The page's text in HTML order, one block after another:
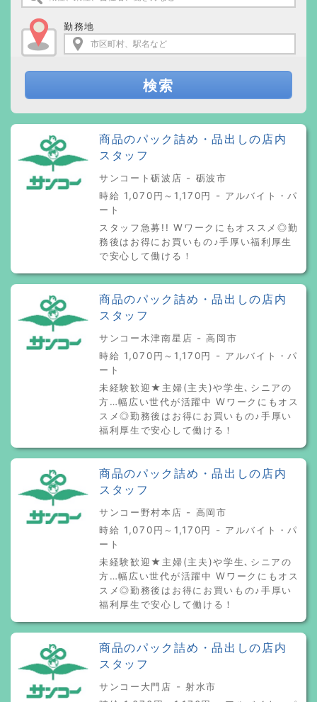
勤務地
検索
商品のパック詰め・品出しの店内
スタッフ
サンコート砺波店 - 砺波市
時給 1,070円～1,170円 - アルバイト・パ
ート
スタッフ急募!! Wワークにもオススメ◎勤
務後はお得にお買いもの♪手厚い福利厚生
で安心して働ける！
商品のパック詰め・品出しの店内
スタッフ
サンコー木津南星店 - 高岡市
時給 1,070円～1,170円 - アルバイト・パ
ート
未経験歓迎★主婦(主夫)や学生､シニアの
方…幅広い世代が活躍中 Wワークにもオス
スメ◎勤務後はお得にお買いもの♪手厚い
福利厚生で安心して働ける！
商品のパック詰め・品出しの店内
スタッフ
サンコー野村本店 - 高岡市
時給 1,070円～1,170円 - アルバイト・パ
ート
未経験歓迎★主婦(主夫)や学生､シニアの
方…幅広い世代が活躍中 Wワークにもオス
スメ◎勤務後はお得にお買いもの♪手厚い
福利厚生で安心して働ける！
商品のパック詰め・品出しの店内
スタッフ
サンコー大門店 - 射水市